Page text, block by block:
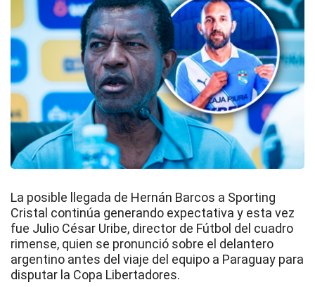
La posible llegada de Hernán Barcos a Sporting
Cristal continúa generando expectativa y esta vez
fue Julio César Uribe, director de Fútbol del cuadro
rimense, quien se pronunció sobre el delantero
argentino antes del viaje del equipo a Paraguay para
disputar la Copa Libertadores.